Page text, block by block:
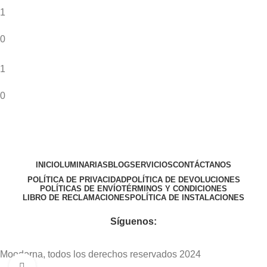
1
0
1
0
INICIO LUMINARIAS BLOGSERVICIOSCONTÁCTANOS
POLÍTICA DE PRIVACIDADPOLÍTICA DE DEVOLUCIONES
POLÍTICAS DE ENVÍOTÉRMINOS Y CONDICIONES
LIBRO DE RECLAMACIONES POLÍTICA DE INSTALACIONES
Síguenos:
Mooderna, todos los derechos reservados 2024